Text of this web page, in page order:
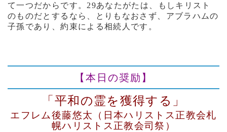
て一つだからです。29あなたがたは、もしキリスト
のものだとするなら、とりもなおさず、アブラハムの
子孫であり、約束による相続人です。
【本日の奨励】
「平和の霊を獲得する」
エフレム後藤悠太
（日本ハリストス正教会札
幌ハリストス正教会司祭）